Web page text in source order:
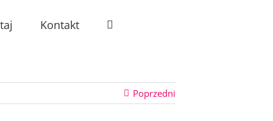
Kontakt
Poprzedni